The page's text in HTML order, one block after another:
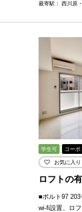
最寄駅： 西川原
学生可 コーポ
お気に入り
ロフトの
■ポルト97 203
wi-fi設置、ロ